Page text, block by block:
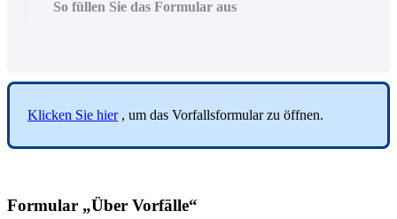
So füllen Sie das Formular aus
Klicken Sie hier , um das Vorfallsformular zu öffnen.
Formular „Über Vorfälle“